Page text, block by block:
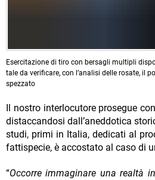
Esercitazione di tiro con bersagli multipli
tale da verificare, con l’analisi delle rosate, il
spezzato
Il nostro interlocutore prosegue
distaccandosi dall’aneddotica
studi, primi in Italia, dedicati al
fattispecie, è accostato al caso di
“Occorre immaginare una realtà